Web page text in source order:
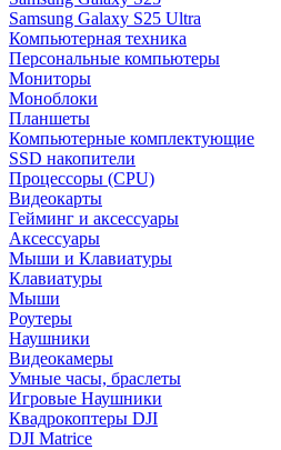
Samsung Galaxy S25 Ultra
Компьютерная техника
Персональные компьютеры
Мониторы
Моноблоки
Планшеты
Компьютерные комплектующие
SSD накопители
Процессоры (CPU)
Видеокарты
Гейминг и аксессуары
Аксессуары
Мыши и Клавиатуры
Клавиатуры
Мыши
Роутеры
Наушники
Видеокамеры
Умные часы, браслеты
Игровые Наушники
Квадрокоптеры DJI
DJI Matrice